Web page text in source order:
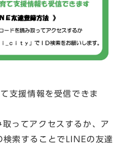
支援情報を受信できま
ってアクセスするか、ア
索することでLINEの友達